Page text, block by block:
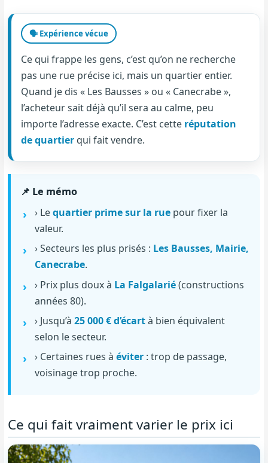
🗣️ Expérience vécue
Ce qui frappe les gens, c’est qu’on ne recherche
pas une rue précise ici, mais un quartier entier.
Quand je dis « Les Bausses » ou « Canecrabe »,
l’acheteur sait déjà qu’il sera au calme, peu
importe l’adresse exacte. C’est cette réputation
de quartier qui fait vendre.
📌 Le mémo
› Lequartier prime sur la rue pour fixer la
valeur.
› Secteurs les plus prisés : Les Bausses, Mairie,
Canecrabe.
› Prix plus doux à La Falgalarié(constructions
années 80).
› Jusqu’à25 000 € d’écartà bien équivalent
selon le secteur.
› Certaines rues àéviter : trop de passage,
voisinage trop proche.
Ce qui fait vraiment varier le prix ici